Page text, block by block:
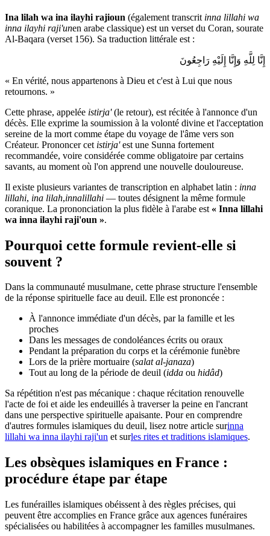
Ina lilah wa ina ilayhi rajioun (également transcrit inna lillahi wa
inna ilayhi raji'unen arabe classique) est un verset du Coran, sourate
Al-Baqara (verset 156). Sa traduction littérale est :
إِنَّا لِلَّهِ وَإِنَّا إِلَيْهِ رَاجِعُونَ
« En vérité, nous appartenons à Dieu et c'est à Lui que nous
retournons. »
Cette phrase, appelée istirja'(le retour), est récitée à l'annonce d'un
décès. Elle exprime la soumission à la volonté divine et l'acceptation
sereine de la mort comme étape du voyage de l'âme vers son
Créateur. Prononcer cet istirja'est une Sunna fortement
recommandée, voire considérée comme obligatoire par certains
savants, au moment où l'on apprend une nouvelle douloureuse.
Il existe plusieurs variantes de transcription en alphabet latin : inna
lillahi, ina lilah,innalillahi — toutes désignent la même formule
coranique. La prononciation la plus fidèle à l'arabe est « Inna lillahi
wa inna ilayhi raji'oun ».
Pourquoi cette formule revient-elle si
souvent ?
Dans la communauté musulmane, cette phrase structure l'ensemble
de la réponse spirituelle face au deuil. Elle est prononcée :
À l'annonce immédiate d'un décès, par la famille et les
proches
Dans les messages de condoléances écrits ou oraux
Pendant la préparation du corps et la cérémonie funèbre
Lors de la prière mortuaire (salat al-janaza)
Tout au long de la période de deuil (idda ou hidâd)
Sa répétition n'est pas mécanique : chaque récitation renouvelle
l'acte de foi et aide les endeuillés à traverser la peine en l'ancrant
dans une perspective spirituelle apaisante. Pour en comprendre
d'autres formules islamiques du deuil, lisez notre article surinna
lillahi wa inna ilayhi raji'un et surles rites et traditions islamiques.
Les obsèques islamiques en France :
procédure étape par étape
Les funérailles islamiques obéissent à des règles précises, qui
peuvent être accomplies en France grâce aux agences funéraires
spécialisées ou habilitées à accompagner les familles musulmanes.